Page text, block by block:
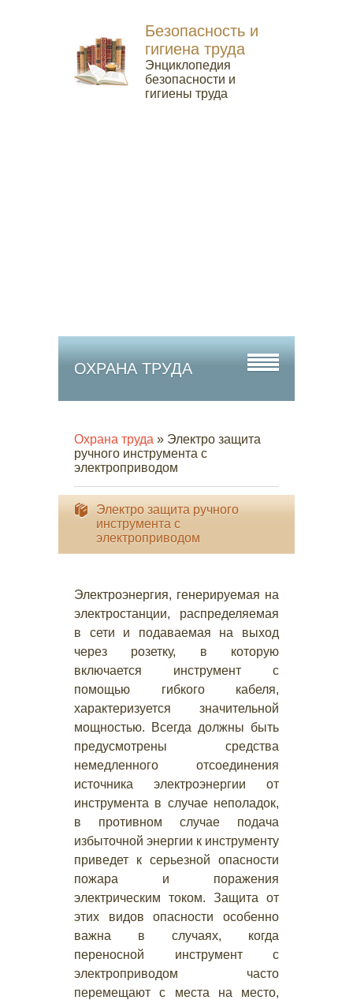
Безопасность и
гигиена труда
Энциклопедия
безопасности и
гигиены труда
ОХРАНА ТРУДА
Охрана труда » Электро защита
ручного инструмента с
электроприводом
Электро защита ручного
инструмента с
электроприводом
Электроэнергия, генерируемая на
электростанции, распределяемая
в сети и подаваемая на выход
через розетку, в которую
включается инструмент с
помощью гибкого кабеля,
характеризуется значительной
мощностью. Всегда должны быть
предусмотрены средства
немедленного отсоединения
источника электроэнергии от
инструмента в случае неполадок,
в противном случае подача
избыточной энергии к инструменту
приведет к серьезной опасности
пожара и поражения
электрическим током. Защита от
этих видов опасности особенно
важна в случаях, когда
переносной инструмент с
электроприводом часто
перемещают с места на место,